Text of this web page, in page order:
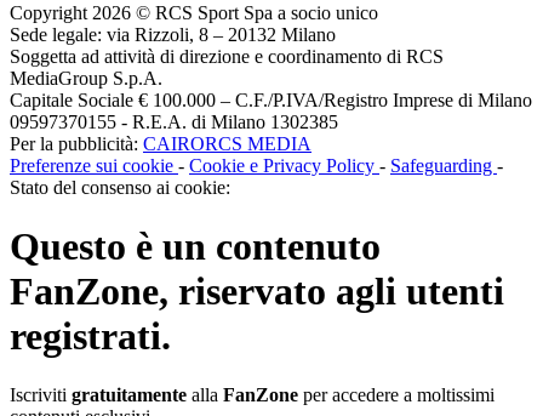
Copyright 2026 © RCS Sport Spa a socio unico
Sede legale: via Rizzoli, 8 – 20132 Milano
Soggetta ad attività di direzione e coordinamento di RCS
MediaGroup S.p.A.
Capitale Sociale € 100.000 – C.F./P.IVA/Registro Imprese di Milano
09597370155 - R.E.A. di Milano 1302385
Per la pubblicità: CAIRORCS MEDIA
Preferenze sui cookie - Cookie e Privacy Policy - Safeguarding -
Stato del consenso ai cookie:
Questo è un contenuto
FanZone, riservato agli utenti
registrati.
Iscriviti gratuitamente alla FanZone per accedere a moltissimi